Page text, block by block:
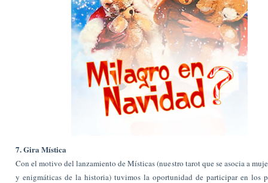
7. Gira Mística
Con el motivo del lanzamiento de Místicas (nuestro tarot que se asocia a
y enigmáticas de la historia) tuvimos la oportunidad de participar en los